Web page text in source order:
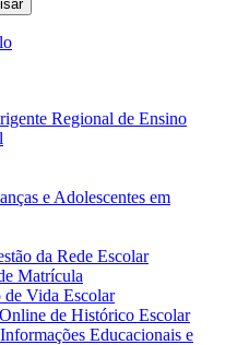
Regional de Ensino
e Adolescentes em
da Rede Escolar
Matrícula
de Vida Escolar
de Histórico Escolar
Educacionais e